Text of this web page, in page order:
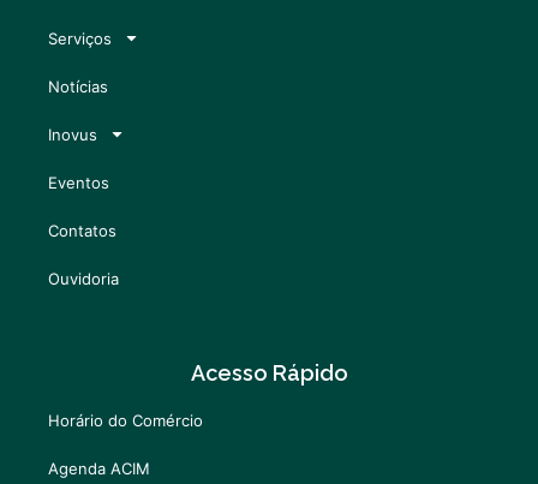
Serviços
Notícias
Inovus
Eventos
Contatos
Ouvidoria
Acesso Rápido
Horário do Comércio
Agenda ACIM